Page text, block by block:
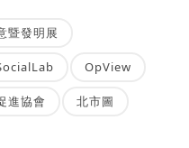
暨發明展
OpView
進協會 北市圖